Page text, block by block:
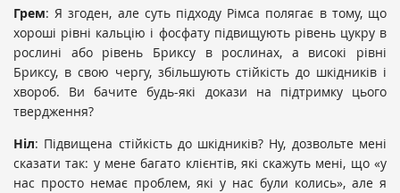
Грем: Я згоден, але суть підходу Рімса полягає в тому, що
хороші рівні кальцію і фосфату підвищують рівень цукру в
рослині або рівень Бриксу в рослинах, а високі рівні
Бриксу, в свою чергу, збільшують стійкість до шкідників і
хвороб. Ви бачите будь-які докази на підтримку цього
твердження?
Ніл: Підвищена стійкість до шкідників? Ну, дозвольте мені
сказати так: у мене багато клієнтів, які скажуть мені, що «у
нас просто немає проблем, які у нас були колись», але я